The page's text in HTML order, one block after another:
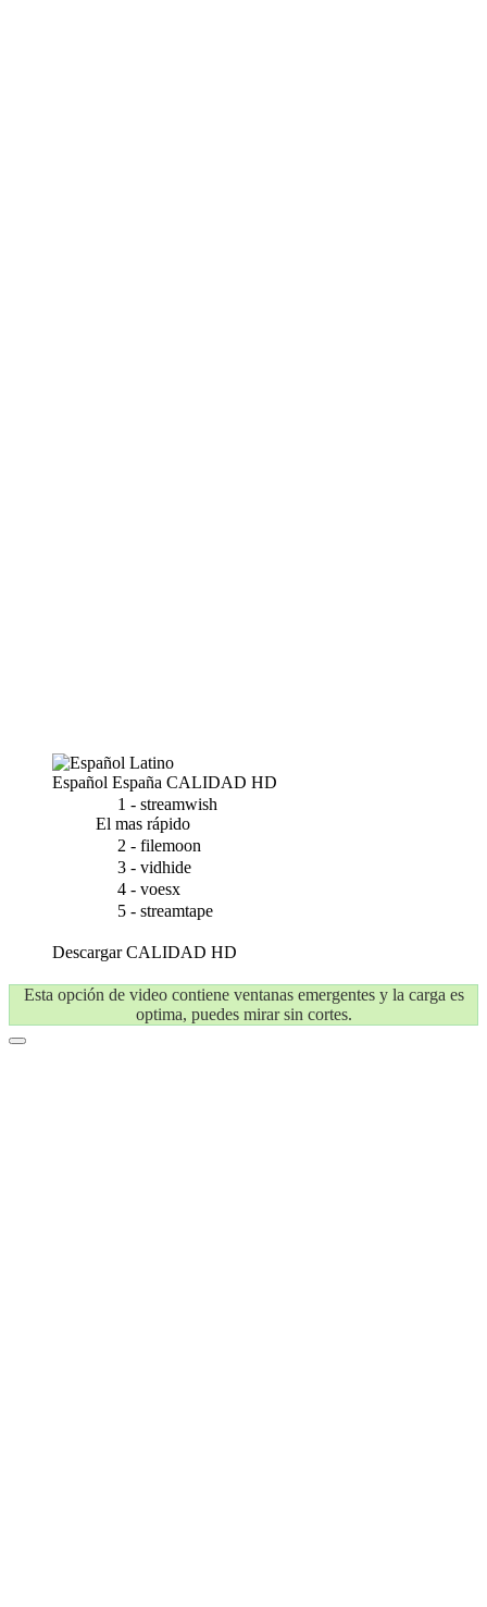
Español España CALIDAD HD
1 - streamwish
El mas rápido
2 - filemoon
3 - vidhide
4 - voesx
5 - streamtape
DescargarCALIDAD HD
Esta opción de video contiene ventanas emergentes y la carga es
optima, puedes mirar sin cortes.